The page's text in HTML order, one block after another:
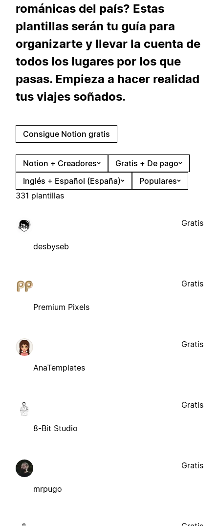
románicas del país? Estas
plantillas serán tu guía para
organizarte y llevar la cuenta de
todos los lugares por los que
pasas. Empieza a hacer realidad
tus viajes soñados.
Consigue Notion gratis
Notion + Creadores
Gratis + De pago
Inglés + Español (España)
Populares
331 plantillas
desbyseb
Gratis
Premium Pixels
Gratis
AnaTemplates
Gratis
8-Bit Studio
Gratis
mrpugo
Gratis